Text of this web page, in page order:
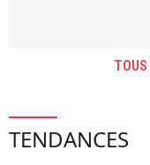
TENDANCES